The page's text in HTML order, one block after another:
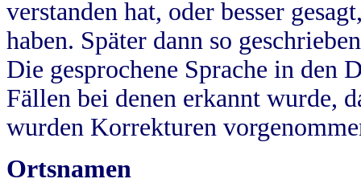
verstanden hat, oder besser
haben. Später dann so
Die gesprochene Sprache in
Fällen bei denen erkannt wurde,
wurden Korrekturen
Ortsnamen